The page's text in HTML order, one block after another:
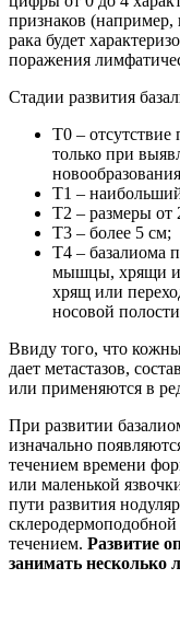
признаков
рака будет
поражения
Стадии развития
Т0 – отсутствие
только при
Т1 –
Т2 – размеры от
Т3 – более 5 см;
Т4 – базалиома
мышцы, хрящи и
хрящ или
носовой
Ввиду того, что
дает метастазов,
или применяются в
При развитии
изначально
течением времени
или маленькой
пути развития
течением. Развитие
занимать несколько